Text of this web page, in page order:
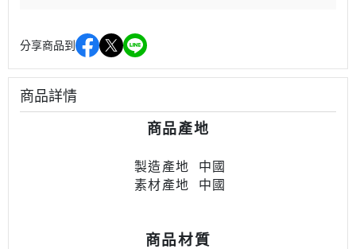
分享商品到
商品詳情
商品產地
製造產地 中國
素材產地 中國
商品材質